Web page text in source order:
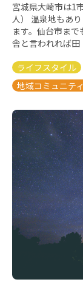
宮城県大崎市は1
人） 温泉地もあります。農業も盛んです。お仕事もけっこうあり
ます。仙台市ま
舎と言われれば田